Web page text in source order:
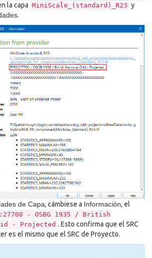
la capa MiniScale_(standard)_R23 y
.
de Capa, cámbiese a Información, el
- OSBG 1935 /
British
- Projected . Esto confirma que el SRC
es el mismo que el SRC de Proyecto.